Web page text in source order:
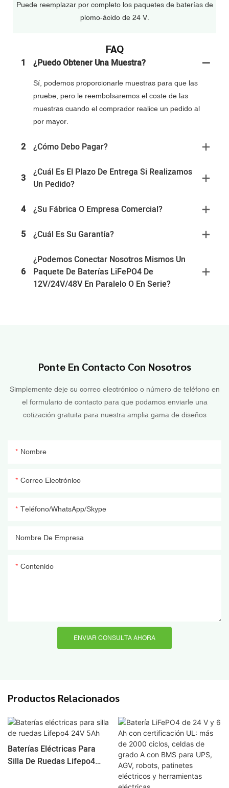
Puede reemplazar por completo los paquetes de baterías de
plomo-ácido de 24 V.
FAQ
1 ¿Puedo Obtener Una Muestra?
Sí, podemos proporcionarle muestras para que las
pruebe, pero le reembolsaremos el coste de las
muestras cuando el comprador realice un pedido al
por mayor.
2 ¿Cómo Debo Pagar?
3
¿Cuál Es El Plazo De Entrega Si Realizamos
Un Pedido?
4 ¿Su Fábrica O Empresa Comercial?
5 ¿Cuál Es Su Garantía?
6
¿Podemos Conectar Nosotros Mismos Un
Paquete De Baterías LiFePO4 De
12V/24V/48V En Paralelo O En Serie?
Ponte En Contacto Con Nosotros
Simplemente deje su correo electrónico o número de teléfono en
el formulario de contacto para que podamos enviarle una
cotización gratuita para nuestra amplia gama de diseños
Nombre
Correo Electrónico
Teléfono/WhatsApp/Skype
Nombre De Empresa
Contenido
ENVIAR CONSULTA AHORA
Productos Relacionados
Baterías Eléctricas Para
Silla De Ruedas Lifepo4